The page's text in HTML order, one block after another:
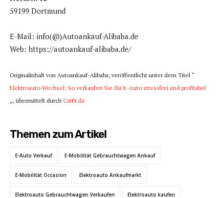
59199 Dortmund
E-Mail: info(@)Autoankauf-Alibaba.de
Web: https://autoankauf-alibaba.de/
Originalinhalt von Autoankauf-Alibaba, veröffentlicht unter dem Titel “
Elektroauto-Wechsel: So verkaufen Sie Ihr E-Auto stressfrei und profitabel
„, übermittelt durch CarPr.de
Themen zum Artikel
E-Auto Verkauf E-Mobilität Gebrauchtwagen Ankauf
E-Mobilität Occasion Elektroauto Ankaufmarkt
Elektroauto Gebrauchtwagen Verkaufen Elektroauto kaufen